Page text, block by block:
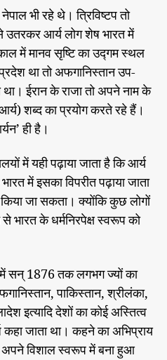
वि
भा
ज
न
,
भा
ग
-
भी रहे थे। त्रिविष्टप तो
उतरकर आर्य लोग शेष भारत में
में मानव सृष्टि का उद्गम स्थल
था तो अफगानिस्तान उप-
ईरान के राजा तो अपने नाम के
शब्द का प्रयोग करते रहे हैं।
ही है।
में यही पढ़ाया जाता है कि आर्य
में इसका विपरीत पढ़ाया जाता
जा सकता। क्योंकि कुछ लोगों
भारत के धर्मनिरपेक्ष स्वरूप को
सन् 1876 तक लगभग ज्यों का
पाकिस्तान, श्रीलंका,
इत्यादि देशों का कोई अस्तित्व
कहा जाता था। कहने का अभिप्राय
अपने विशाल स्वरूप में बना हुआ